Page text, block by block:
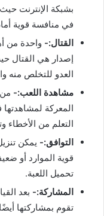
بشبكة الإنترنت
في منافسة قوية
القتال:-
إصدار هي القتال
العدو للتخلص منه
مشاهدة اللعب:-
المعركة لمشاهدتها
التعلم من الأخطاء
التوافق:- يمكن
قوية الموارد أو
تحميل اللعبة.
المشاركة:- بعد
تقوم بمشاركتها